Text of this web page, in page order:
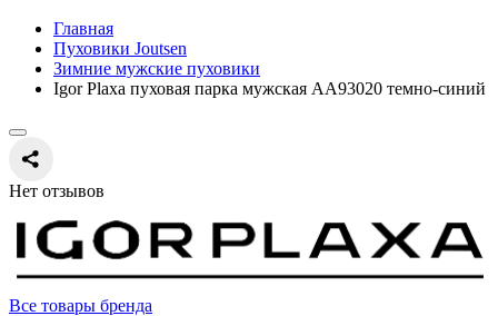
Главная
Пуховики Joutsen
Зимние мужские пуховики
Igor Plaxa пуховая парка мужская AA93020 темно-синий
Нет отзывов
Все товары бренда